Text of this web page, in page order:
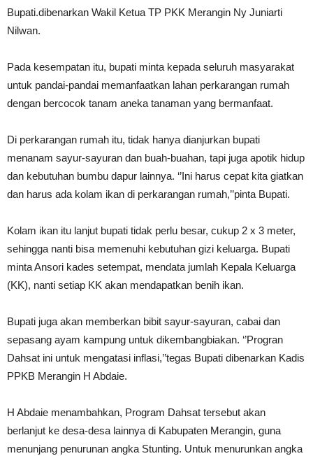
Bupati.dibenarkan Wakil Ketua TP PKK Merangin Ny Juniarti
Nilwan.
Pada kesempatan itu, bupati minta kepada seluruh masyarakat
untuk pandai-pandai memanfaatkan lahan perkarangan rumah
dengan bercocok tanam aneka tanaman yang bermanfaat.
Di perkarangan rumah itu, tidak hanya dianjurkan bupati
menanam sayur-sayuran dan buah-buahan, tapi juga apotik hidup
dan kebutuhan bumbu dapur lainnya. ‘’Ini harus cepat kita giatkan
dan harus ada kolam ikan di perkarangan rumah,’’pinta Bupati.
Kolam ikan itu lanjut bupati tidak perlu besar, cukup 2 x 3 meter,
sehingga nanti bisa memenuhi kebutuhan gizi keluarga. Bupati
minta Ansori kades setempat, mendata jumlah Kepala Keluarga
(KK), nanti setiap KK akan mendapatkan benih ikan.
Bupati juga akan memberkan bibit sayur-sayuran, cabai dan
sepasang ayam kampung untuk dikembangbiakan. ‘’Progran
Dahsat ini untuk mengatasi inflasi,’’tegas Bupati dibenarkan Kadis
PPKB Merangin H Abdaie.
H Abdaie menambahkan, Program Dahsat tersebut akan
berlanjut ke desa-desa lainnya di Kabupaten Merangin, guna
menunjang penurunan angka Stunting. Untuk menurunkan angka